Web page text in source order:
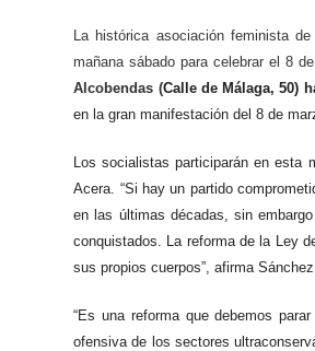
La histórica asociación feminista
mañana sábado para celebrar el 8
Alcobendas (Calle de Málaga, 50)
en la gran manifestación del 8 de
Los socialistas participarán en esta
Acera. “Si hay un partido
en las últimas décadas, sin
conquistados. La reforma de la Ley
sus propios cuerpos”, afirma Sánchez
“Es una reforma que debemos
ofensiva de los sectores